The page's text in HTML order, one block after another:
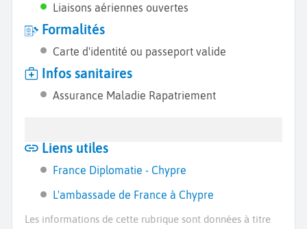
Liaisons aériennes ouvertes
Formalités
Carte d'identité ou passeport valide
Infos sanitaires
Assurance Maladie Rapatriement
Liens utiles
France Diplomatie - Chypre
L'ambassade de France à Chypre
Les informations de cette rubrique sont données à titre